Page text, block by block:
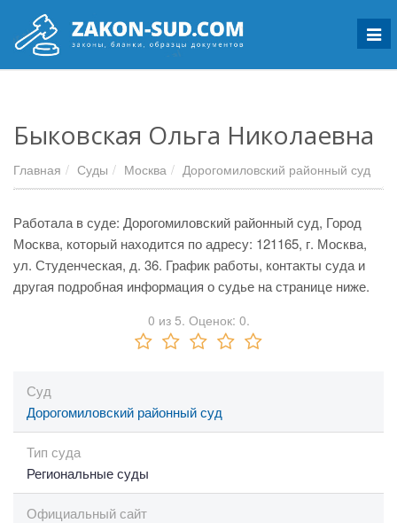
Быковская Ольга Николаевна
Главная Суды Москва Дорогомиловский районный суд
Работала в суде: Дорогомиловский районный суд, Город
Москва, который находится по адресу: 121165, г. Москва,
ул. Студенческая, д. 36. График работы, контакты суда и
другая подробная информация о судье на странице ниже.
0 из 5. Оценок: 0.
Суд
Дорогомиловский районный суд
Тип суда
Региональные суды
Официальный сайт